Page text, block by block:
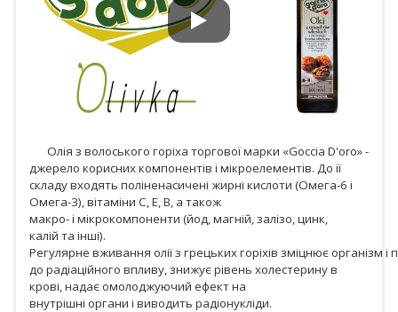
Олія з волоського горіха торгової марки «Goccia D'oro» -
джерело корисних компонентів і мікроелементів. До її
складу входять поліненасичені жирні кислоти (Омега-6 і
Омега-3), вітаміни С, Е, В, а також
макро- і мікрокомпоненти (йод, магній, залізо, цинк,
калій та інші).
Регулярне вживання олії з грецьких горіхів зміцнює організм і
до радіаційного впливу, знижує рівень холестерину в
крові, надає омолоджуючий ефект на
внутрішні органи і виводить радіонукліди.